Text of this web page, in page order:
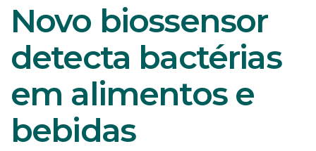
Novo biossensor
detecta bactérias
em alimentos e
bebidas